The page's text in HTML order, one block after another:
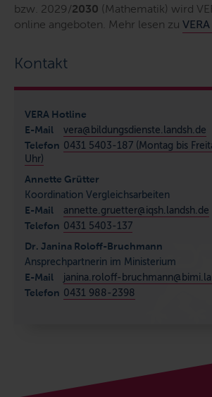
bzw. 2029/2030 (Mathematik) wird
online angeboten. Mehr lesen zu
Kontakt
VERA Hotline
E-Mail
vera@bildungsdienste.landsh.de
Telefon 0431 5403-187 (Montag bis
Uhr)
Annette Grütter
Koordination Vergleichsarbeiten
E-Mail annette.gruetter@iqsh.landsh.de
Telefon 0431 5403-137
Dr. Janina Roloff-Bruchmann
Ansprechpartnerin im Ministerium
E-Mail janina.roloff-
Telefon 0431 988-2398